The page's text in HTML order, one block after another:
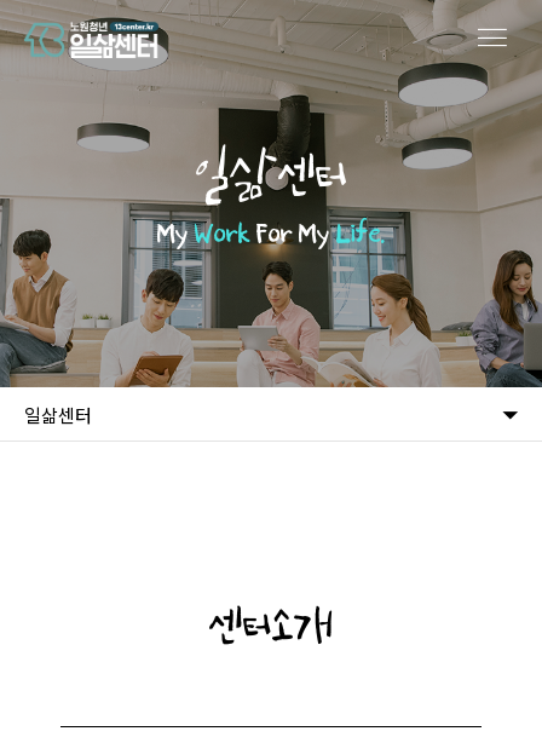
일삶센터
MyWorkFor MyLife.
일삶센터
센터소개